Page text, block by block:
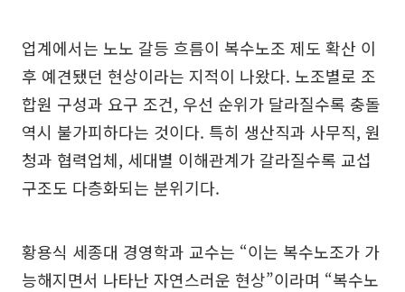
업계에서는 노노 갈등 흐름이 복수노조 제도 확산 이
후 예견됐던 현상이라는 지적이 나왔다. 노조별로 조
합원 구성과 요구 조건, 우선 순위가 달라질수록 충돌
역시 불가피하다는 것이다. 특히 생산직과 사무직, 원
청과 협력업체, 세대별 이해관계가 갈라질수록 교섭
구조도 다층화되는 분위기다.
황용식 세종대 경영학과 교수는 “이는 복수노조가 가
능해지면서 나타난 자연스러운 현상”이라며 “복수노